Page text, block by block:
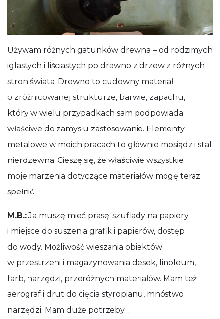
Używam różnych gatunków drewna – od rodzimych
iglastych i liściastych po drewno z drzew z różnych
stron świata. Drewno to cudowny materiał
o zróżnicowanej strukturze, barwie, zapachu,
który w wielu przypadkach sam podpowiada
właściwe do zamysłu zastosowanie. Elementy
metalowe w moich pracach to głównie mosiądz i stal
nierdzewna. Cieszę się, że właściwie wszystkie
moje marzenia dotyczące materiałów mogę teraz
spełnić.
M.B.:Ja muszę mieć prasę, szuflady na papiery
i miejsce do suszenia grafik i papierów, dostęp
do wody. Możliwość wieszania obiektów
w przestrzeni i magazynowania desek, linoleum,
farb, narzędzi, przeróżnych materiałów. Mam też
aerograf i drut do cięcia styropianu, mnóstwo
narzędzi. Mam duże potrzeby…